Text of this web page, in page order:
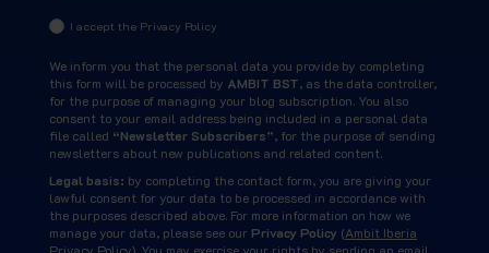
I accept the Privacy Policy
We inform you that the personal data you provide by completing
this form will be processed by AMBIT BST, as the data controller,
for the purpose of managing your blog subscription. You also
consent to your email address being included in a personal data
file called “Newsletter Subscribers”, for the purpose of sending
newsletters about new publications and related content.
Legal basis: by completing the contact form, you are giving your
lawful consent for your data to be processed in accordance with
the purposes described above. For more information on how we
manage your data, please see our Privacy Policy (Ambit Iberia
Privacy Policy). You may exercise your rights by sending an email